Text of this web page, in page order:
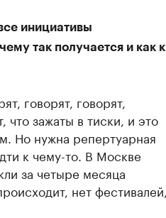
инициативы
так получается и как к
говорят, говорят,
что зажаты в тиски, и это
Но нужна репертуарная
к чему-то. В Москве
за четыре месяца
нет фестивалей,